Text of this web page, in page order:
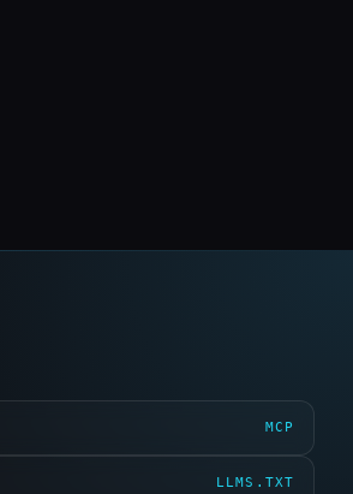
MCP
LLMS.TXT